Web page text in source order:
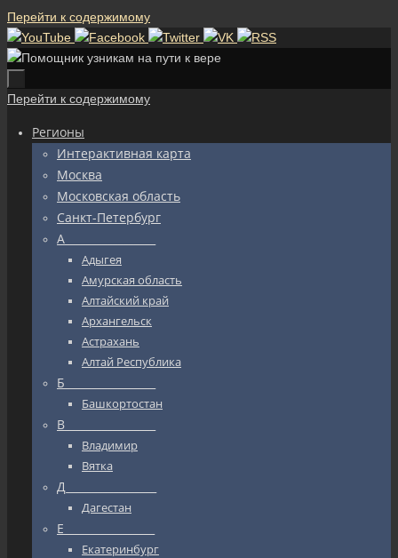
Перейти к содержимому
Перейти к содержимому
Регионы
Интерактивная карта
Москва
Московская область
Санкт-Петербург
А_________________
Адыгея
Амурская область
Алтайский край
Архангельск
Астрахань
Алтай Республика
Б_________________
Башкортостан
В_________________
Владимир
Вятка
Д_________________
Дагестан
Е_________________
Екатеринбург